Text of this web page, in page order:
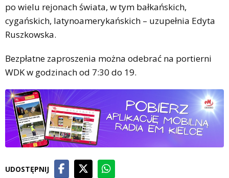
po wielu rejonach świata, w tym bałkańskich,
cygańskich, latynoamerykańskich – uzupełnia Edyta
Ruszkowska.
Bezpłatne zaproszenia można odebrać na portierni
WDK w godzinach od 7:30 do 19.
UDOSTĘPNIJ